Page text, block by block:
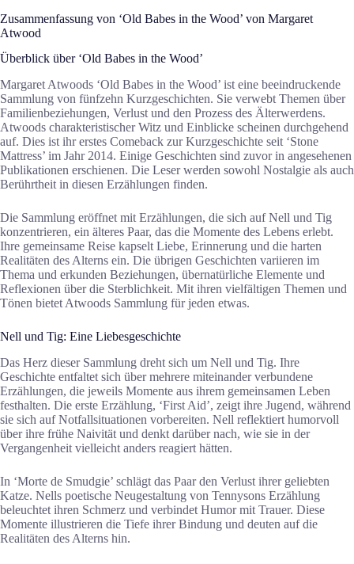
Zusammenfassung von ‘Old Babes in the Wood’ von Margaret
Atwood
Überblick über ‘Old Babes in the Wood’
Margaret Atwoods ‘Old Babes in the Wood’ ist eine beeindruckende
Sammlung von fünfzehn Kurzgeschichten. Sie verwebt Themen über
Familienbeziehungen, Verlust und den Prozess des Älterwerdens.
Atwoods charakteristischer Witz und Einblicke scheinen durchgehend
auf. Dies ist ihr erstes Comeback zur Kurzgeschichte seit ‘Stone
Mattress’ im Jahr 2014. Einige Geschichten sind zuvor in angesehenen
Publikationen erschienen. Die Leser werden sowohl Nostalgie als auch
Berührtheit in diesen Erzählungen finden.
Die Sammlung eröffnet mit Erzählungen, die sich auf Nell und Tig
konzentrieren, ein älteres Paar, das die Momente des Lebens erlebt.
Ihre gemeinsame Reise kapselt Liebe, Erinnerung und die harten
Realitäten des Alterns ein. Die übrigen Geschichten variieren im
Thema und erkunden Beziehungen, übernatürliche Elemente und
Reflexionen über die Sterblichkeit. Mit ihren vielfältigen Themen und
Tönen bietet Atwoods Sammlung für jeden etwas.
Nell und Tig: Eine Liebesgeschichte
Das Herz dieser Sammlung dreht sich um Nell und Tig. Ihre
Geschichte entfaltet sich über mehrere miteinander verbundene
Erzählungen, die jeweils Momente aus ihrem gemeinsamen Leben
festhalten. Die erste Erzählung, ‘First Aid’, zeigt ihre Jugend, während
sie sich auf Notfallsituationen vorbereiten. Nell reflektiert humorvoll
über ihre frühe Naivität und denkt darüber nach, wie sie in der
Vergangenheit vielleicht anders reagiert hätten.
In ‘Morte de Smudgie’ schlägt das Paar den Verlust ihrer geliebten
Katze. Nells poetische Neugestaltung von Tennysons Erzählung
beleuchtet ihren Schmerz und verbindet Humor mit Trauer. Diese
Momente illustrieren die Tiefe ihrer Bindung und deuten auf die
Realitäten des Alterns hin.